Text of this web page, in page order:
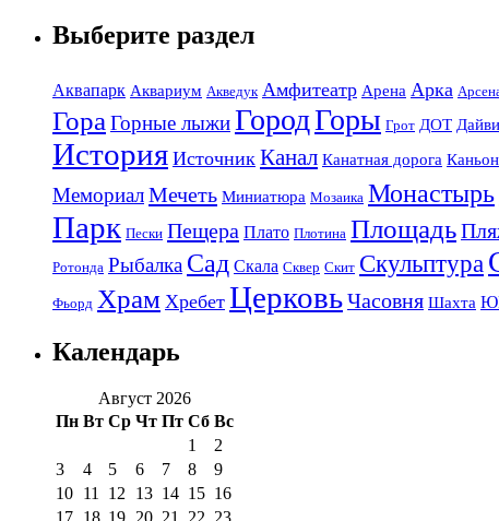
Выберите раздел
Аквапарк Аквариум Акведук Амфитеатр Арена Арка
Гора Горные лыжиГородГоры Грот ДОТ
История Источник Канал Канатная дорога Каньон
МемориалМечеть Миниатюра Мозаика Монастырь
Парк Пески Пещера Плато Плотина Площадь
Ротонда Рыбалка Сад Скала Сквер Скит Скульптура
Фьорд Храм Хребет ЦерковьЧасовня Шахта
Календарь
Август 2026
Пн Вт Ср Чт Пт Сб Вс
1
2
3
4 5 6 7 8
9
10 11 12 13 14 15 16
17 18 19 20 21 22 23